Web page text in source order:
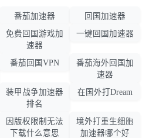
番茄加速器
回国加速器
免费回国游戏加
速器
一键回国加速器
番茄回国VPN
番茄海外回国加
速器
装甲战争加速器
排名
在国外打Dream
因版权限制无法
下载什么意思
境外打重生细胞
加速器哪个好